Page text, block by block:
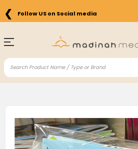
❮ Follow US on Social media